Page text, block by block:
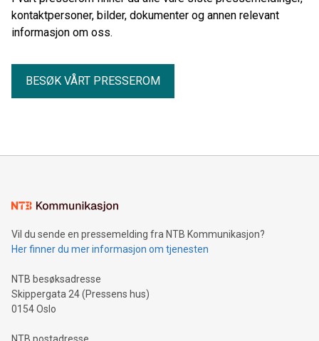
kontaktpersoner, bilder, dokumenter og annen relevant
informasjon om oss.
BESØK VÅRT PRESSEROM
Vil du sende en pressemelding fra NTB Kommunikasjon?
Her finner du mer informasjon om tjenesten
NTB besøksadresse
Skippergata 24 (Pressens hus)
0154 Oslo